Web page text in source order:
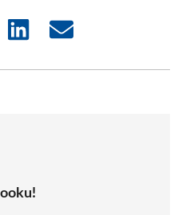
Share
Share